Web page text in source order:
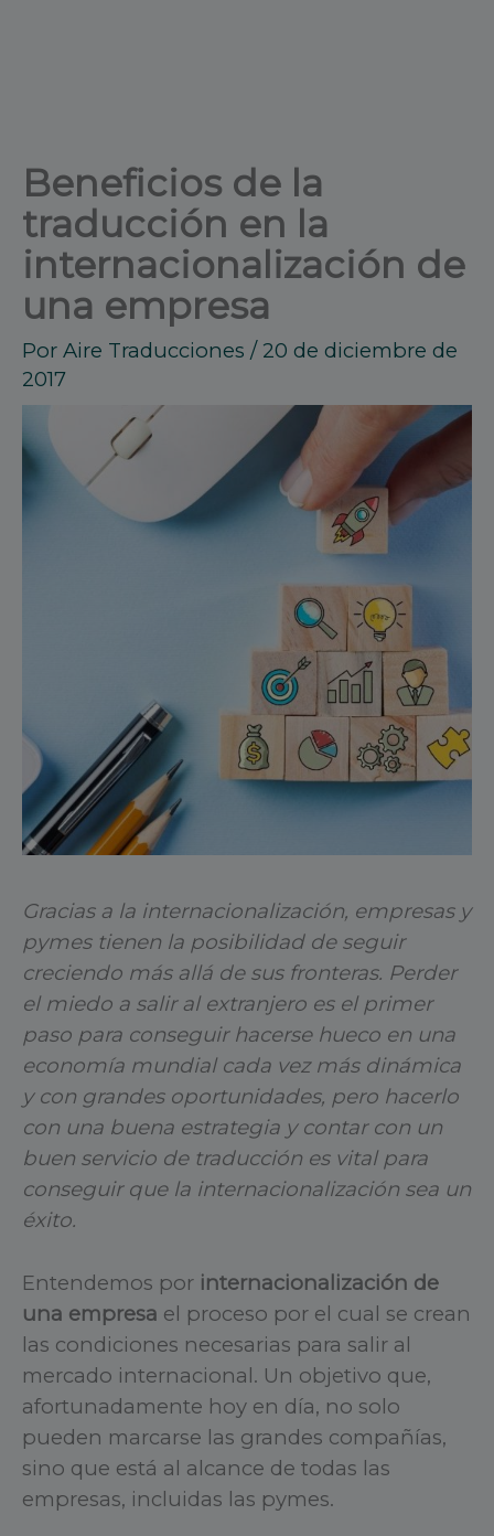
Beneficios de la
traducción en la
internacionalización de
una empresa
Por Aire Traducciones / 20 de diciembre de
2017
Gracias a la internacionalización, empresas y
pymes tienen la posibilidad de seguir
creciendo más allá de sus fronteras. Perder
el miedo a salir al extranjero es el primer
paso para conseguir hacerse hueco en una
economía mundial cada vez más dinámica
y con grandes oportunidades, pero hacerlo
con una buena estrategia y contar con un
buen servicio de traducción es vital para
conseguir que la internacionalización sea un
éxito.
Entendemos por internacionalización de
una empresa el proceso por el cual se crean
las condiciones necesarias para salir al
mercado internacional. Un objetivo que,
afortunadamente hoy en día, no solo
pueden marcarse las grandes compañías,
sino que está al alcance de todas las
empresas, incluidas las pymes.